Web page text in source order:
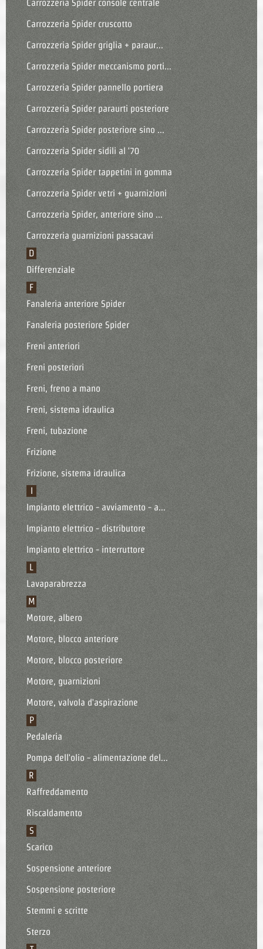
Carrozzeria Spider console centrale
Carrozzeria Spider cruscotto
Carrozzeria Spider griglia + paraur...
Carrozzeria Spider meccanismo porti...
Carrozzeria Spider pannello portiera
Carrozzeria Spider paraurti posteriore
Carrozzeria Spider posteriore sino ...
Carrozzeria Spider sidili al '70
Carrozzeria Spider tappetini in gomma
Carrozzeria Spider vetri + guarnizioni
Carrozzeria Spider, anteriore sino ...
Carrozzeria guarnizioni passacavi
D
Differenziale
F
Fanaleria anteriore Spider
Fanaleria posteriore Spider
Freni anteriori
Freni posteriori
Freni, freno a mano
Freni, sistema idraulica
Freni, tubazione
Frizione
Frizione, sistema idraulica
I
Impianto elettrico - avviamento - a...
Impianto elettrico - distributore
Impianto elettrico - interruttore
L
Lavaparabrezza
M
Motore, albero
Motore, blocco anteriore
Motore, blocco posteriore
Motore, guarnizioni
Motore, valvola d'aspirazione
P
Pedaleria
Pompa dell'olio - alimentazione del...
R
Raffreddamento
Riscaldamento
S
Scarico
Sospensione anteriore
Sospensione posteriore
Stemmi e scritte
Sterzo